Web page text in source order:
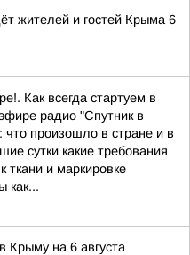
жителей и гостей Крыма 6
Как всегда стартуем в
радио "Спутник в
произошло в стране и в
сутки какие требования
ткани и маркировке
как...
Крыму на 6 августа